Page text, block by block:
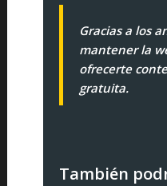
Gracias a los
mantener la
ofrecerte
gratuita.
También